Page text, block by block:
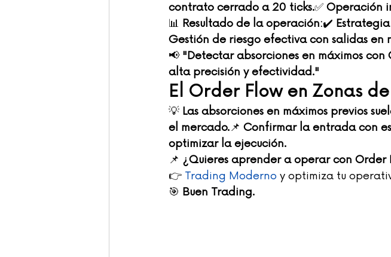
contrato cerrado a 20 ticks.✅ Operación
📊 Resultado de la operación:✔️
Gestión de riesgo efectiva con salidas en
📢 "Detectar absorciones en máximos
alta precisión y efectividad."
El Order Flow en Zonas
💡 Las absorciones en máximos previos
el mercado.📌 Confirmar la entrada con
optimizar la ejecución.
📌 ¿Quieres aprender a operar con Order
👉 Trading Moderno y optimiza tu
🎯 Buen Trading.